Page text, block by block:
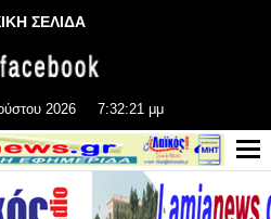
ΣΕΛΙΔΑ
2026 7:32:22 μμ